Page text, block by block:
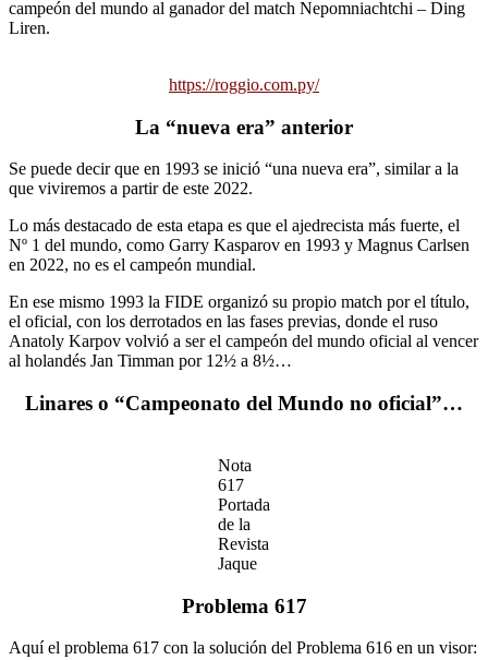
campeón del mundo al ganador del match Nepomniachtchi – Ding
Liren.
https://roggio.com.py/
La “nueva era” anterior
Se puede decir que en 1993 se inició “una nueva era”, similar a la
que viviremos a partir de este 2022.
Lo más destacado de esta etapa es que el ajedrecista más fuerte, el
Nº 1 del mundo, como Garry Kasparov en 1993 y Magnus Carlsen
en 2022, no es el campeón mundial.
En ese mismo 1993 la FIDE organizó su propio match por el título,
el oficial, con los derrotados en las fases previas, donde el ruso
Anatoly Karpov volvió a ser el campeón del mundo oficial al vencer
al holandés Jan Timman por 12½ a 8½…
Linares o “Campeonato del Mundo no oficial”…
Nota
617
Portada
de la
Revista
Jaque
Problema 617
Aquí el problema 617 con la solución del Problema 616 en un visor: